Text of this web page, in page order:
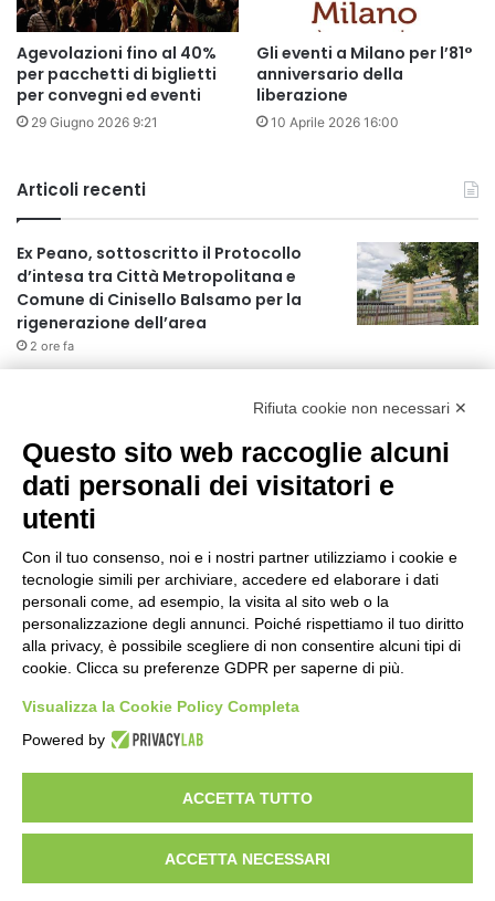
Agevolazioni fino al 40%
per pacchetti di biglietti
per convegni ed eventi
29 Giugno 2026 9:21
Gli eventi a Milano per l’81°
anniversario della
liberazione
10 Aprile 2026 16:00
Articoli recenti
Ex Peano, sottoscritto il Protocollo
d’intesa tra Città Metropolitana e
Comune di Cinisello Balsamo per la
rigenerazione dell’area
2 ore fa
Ex mercato Selinunte, via libera alle
linee di indirizzo per il nuovo spazio
socio-aggregativo dedicato ai giovani
5 ore fa
Assegnati a Sogemi quattro mercati
comunali coperti
6 ore fa
Guidi Cingolani, Zampori e Marchelli
12 ore fa
Visibileweb - IT03270560802 - info@cronacamilano.it
Privacy Policy
Rifiuta cookie non necessari ✕
Questo sito web raccoglie alcuni
dati personali dei visitatori e
utenti
Con il tuo consenso, noi e i nostri partner utilizziamo i cookie e
tecnologie simili per archiviare, accedere ed elaborare i dati
personali come, ad esempio, la visita al sito web o la
personalizzazione degli annunci. Poiché rispettiamo il tuo diritto
alla privacy, è possibile scegliere di non consentire alcuni tipi di
cookie. Clicca su preferenze GDPR per saperne di più.
Visualizza la Cookie Policy Completa
Powered by
ACCETTA TUTTO
ACCETTA NECESSARI